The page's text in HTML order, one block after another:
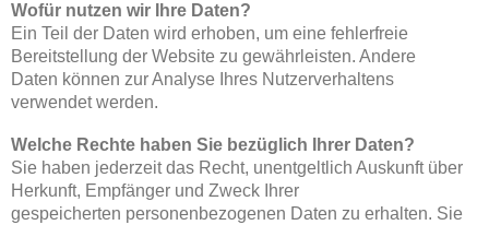
Wofür nutzen wir Ihre Daten?
Ein Teil der Daten wird erhoben, um eine fehlerfreie
Bereitstellung der Website zu gewährleisten. Andere
Daten können zur Analyse Ihres Nutzerverhaltens
verwendet werden.
Welche Rechte haben Sie bezüglich Ihrer Daten?
Sie haben jederzeit das Recht, unentgeltlich Auskunft über
Herkunft, Empfänger und Zweck Ihrer
gespeicherten personenbezogenen Daten zu erhalten. Sie